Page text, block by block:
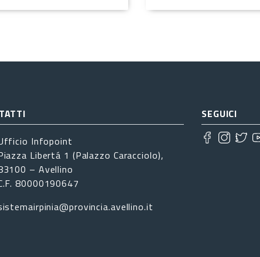
Infopoint
Libertá 1 (Palazzo Caracciolo),
– Avellino
80000190647
SEGUICI